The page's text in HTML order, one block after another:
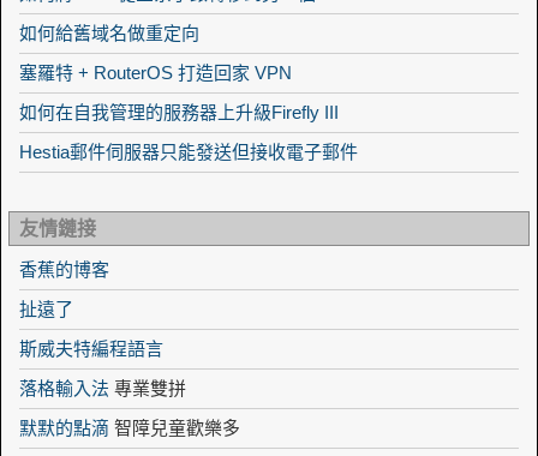
如何給舊域名做重定向
塞羅特 + RouterOS 打造回家 VPN
如何在自我管理的服務器上升級Firefly III
Hestia郵件伺服器只能發送但接收電子郵件
友情鏈接
香蕉的博客
扯遠了
斯威夫特編程語言
落格輸入法 專業雙拼
默默的點滴 智障兒童歡樂多